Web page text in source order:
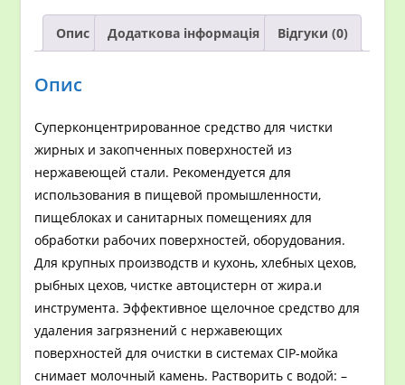
Wash
кількість
Опис Додаткова інформація Відгуки (0)
Опис
Суперконцентрированное средство для чистки
жирных и закопченных поверхностей из
нержавеющей стали. Рекомендуется для
использования в пищевой промышленности,
пищеблоках и санитарных помещениях для
обработки рабочих поверхностей, оборудования.
Для крупных производств и кухонь, хлебных цехов,
рыбных цехов, чистке автоцистерн от жира.и
инструмента. Эффективное щелочное средство для
удаления загрязнений с нержавеющих
поверхностей для очистки в системах CIP-мойка
снимает молочный камень. Растворить с водой: –